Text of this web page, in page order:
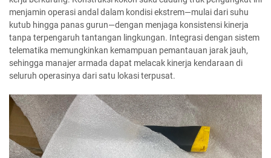
menjamin operasi andal dalam kondisi ekstrem—mulai dari suhu
kutub hingga panas gurun—dengan menjaga konsistensi kinerja
tanpa terpengaruh tantangan lingkungan. Integrasi dengan sistem
telematika memungkinkan kemampuan pemantauan jarak jauh,
sehingga manajer armada dapat melacak kinerja kendaraan di
seluruh operasinya dari satu lokasi terpusat.